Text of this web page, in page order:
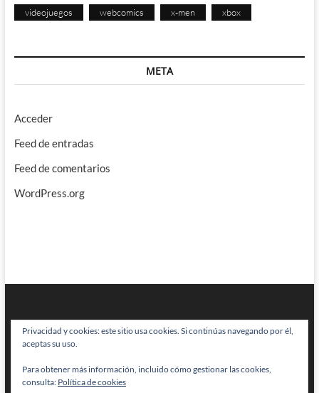
videojuegos webcomics x-men xbox
META
Acceder
Feed de entradas
Feed de comentarios
WordPress.org
BRAINSTOMPING| Diseñado por:Theme Freesia|WordPress| © Todos
los derechos reservados
Privacidad y cookies: este sitio usa cookies. Si continúas navegando por él,
aceptas su uso.
Para obtener más información, incluido cómo gestionar las cookies,
consulta: Política de cookies